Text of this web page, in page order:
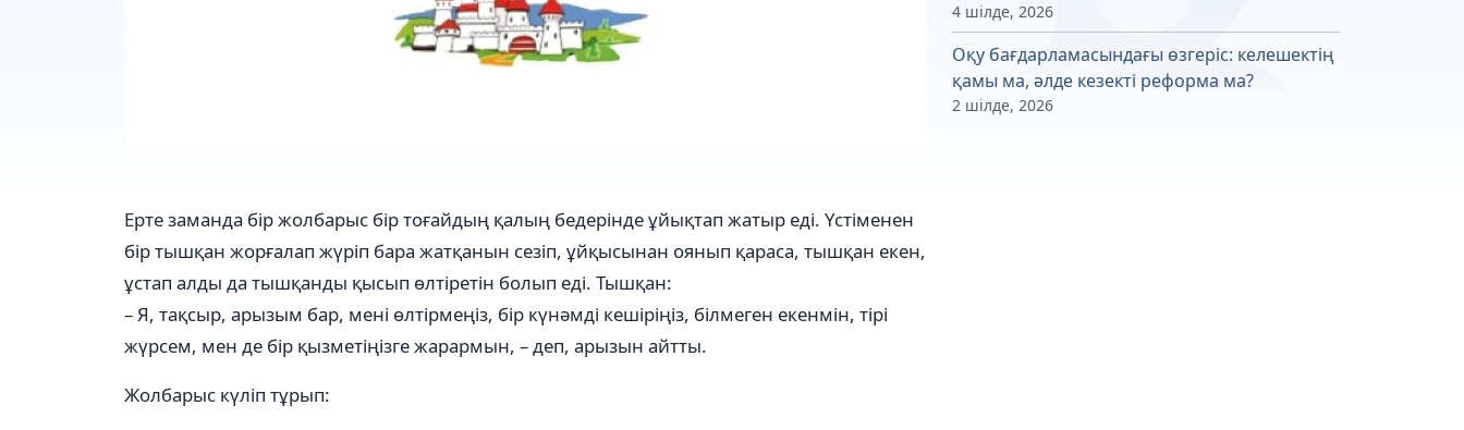
Ерте заманда бір жолбарыс бір тоғайдың қалың бедерінде ұйықтап жатыр еді. Үстіменен
бір тышқан жорғалап жүріп бара жатқанын сезіп, ұйқысынан оянып қараса, тышқан екен,
ұстап алды да тышқанды қысып өлтіретін болып еді. Тышқан:
– Я, тақсыр, арызым бар, мені өлтірмеңіз, бір күнәмді кешіріңіз, білмеген екенмін, тірі
жүрсем, мен де бір қызметіңізге жарармын, – деп, арызын айтты.
Жолбарыс күліп тұрып:
4 шілде, 2026
Оқу бағдарламасындағы өзгеріс: келешектің
қамы ма, әлде кезекті реформа ма?
2 шілде, 2026